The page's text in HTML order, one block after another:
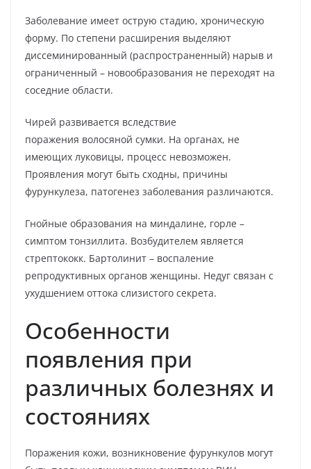
Заболевание имеет острую стадию, хроническую
форму. По степени расширения выделяют
диссеминированный (распространенный) нарыв и
ограниченный – новообразования не переходят на
соседние области.
Чирей развивается вследствие
поражения волосяной сумки. На органах, не
имеющих луковицы, процесс невозможен.
Проявления могут быть сходны, причины
фурункулеза, патогенез заболевания различаются.
Гнойные образования на миндалине, горле –
симптом тонзиллита. Возбудителем является
стрептококк. Бартолинит – воспаление
репродуктивных органов женщины. Недуг связан с
ухудшением оттока слизистого секрета.
Особенности
появления при
различных болезнях и
состояниях
Поражения кожи, возникновение фурункулов могут